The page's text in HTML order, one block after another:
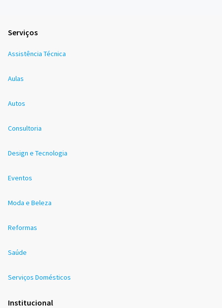
Serviços
Assistência Técnica
Aulas
Autos
Consultoria
Design e Tecnologia
Eventos
Moda e Beleza
Reformas
Saúde
Serviços Domésticos
Institucional